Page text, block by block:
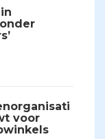
voor